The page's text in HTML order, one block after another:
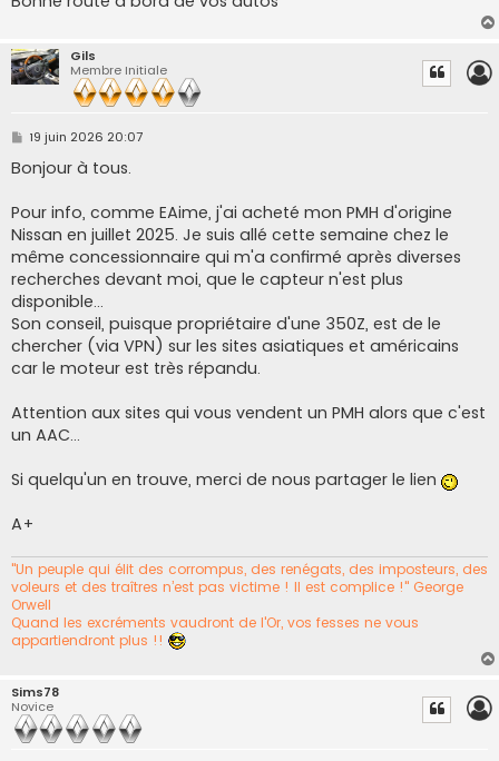
Gils
Membre Initiale
M
s
s
g
e
19 juin 2026 20:07
Bonjour à tous.
Pour info, comme EAime, j'ai acheté mon PMH d'origine
Nissan en juillet 2025. Je suis allé cette semaine chez le
même concessionnaire qui m'a confirmé après diverses
recherches devant moi, que le capteur n'est plus
disponible...
Son conseil, puisque propriétaire d'une 350Z, est de le
chercher (via VPN) sur les sites asiatiques et américains
car le moteur est très répandu.
Attention aux sites qui vous vendent un PMH alors que c'est
un AAC...
Si quelqu'un en trouve, merci de nous partager le lien
A+
"Un peuple qui élit des corrompus, des renégats, des imposteurs, des
voleurs et des traîtres n’est pas victime ! Il est complice !" George
Orwell
Quand les excréments vaudront de l'Or, vos fesses ne vous
appartiendront plus !!
Sims78
Novice